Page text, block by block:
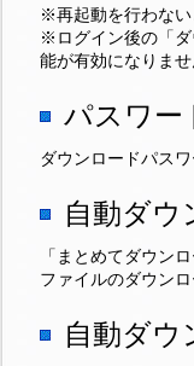
※再起動を行わない
※ログイン後の「ダ
能が有効になりませ
パスワー
ダウンロードパス
自動ダウ
「まとめてダウン
ファイルのダウン
自動ダウ